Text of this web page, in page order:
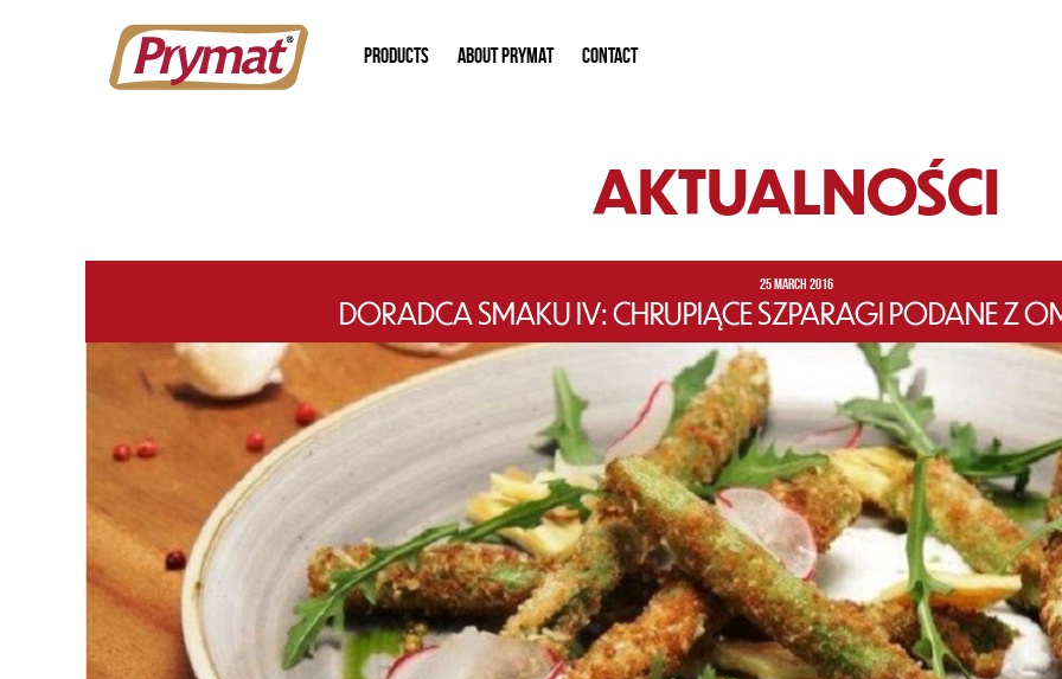
PRODUCTS ABOUT PRYMAT CONTACT
AKTUALNOŚCI
25 MARCH 2016
DORADCA SMAKU IV: CHRUPIĄCE SZPARAGI PODANE Z